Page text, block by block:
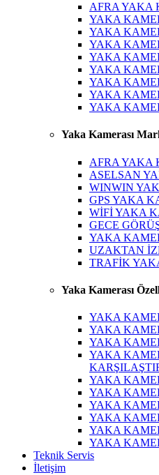
AFRA YAKA
YAKA
YAKA
YAKA
YAKA
YAKA
YAKA
YAKA
YAKA
Yaka Kamerası
AFRA YAKA
ASELSAN
WINWIN
GPS YAKA
WİFİ YAKA
GECE
YAKA
UZAKTAN
TRAFİK
Yaka Kamerası
YAKA
YAKA
YAKA
YAKA
YAKA
YAKA
YAKA
YAKA
YAKA
YAKA
Teknik Servis
İletişim